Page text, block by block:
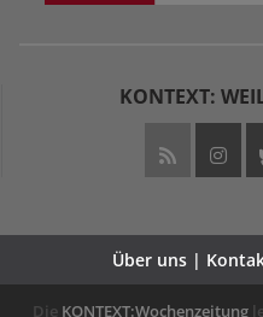
KONTEXT:
Über uns |
Die KONTEXT:Wochenzeitung